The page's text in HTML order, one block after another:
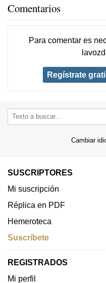
Comentarios
Para comentar es
Regístrate
Cambiar
SUSCRIPTORES
Mi suscripción
Réplica en PDF
Hemeroteca
Suscríbete
REGISTRADOS
Mi perfil